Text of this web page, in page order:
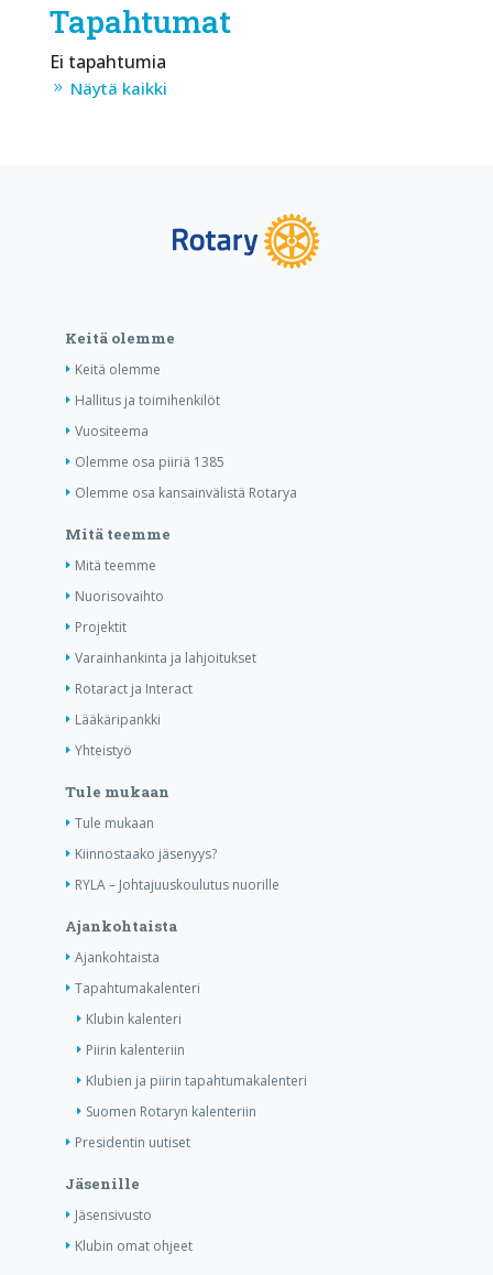
Tapahtumat
Ei tapahtumia
Näytä kaikki
Keitä olemme
Keitä olemme
Hallitus ja toimihenkilöt
Vuositeema
Olemme osa piiriä 1385
Olemme osa kansainvälistä Rotarya
Mitä teemme
Mitä teemme
Nuorisovaihto
Projektit
Varainhankinta ja lahjoitukset
Rotaract ja Interact
Lääkäripankki
Yhteistyö
Tule mukaan
Tule mukaan
Kiinnostaako jäsenyys?
RYLA – Johtajuuskoulutus nuorille
Ajankohtaista
Ajankohtaista
Tapahtumakalenteri
Klubin kalenteri
Piirin kalenteriin
Klubien ja piirin tapahtumakalenteri
Suomen Rotaryn kalenteriin
Presidentin uutiset
Jäsenille
Jäsensivusto
Klubin omat ohjeet